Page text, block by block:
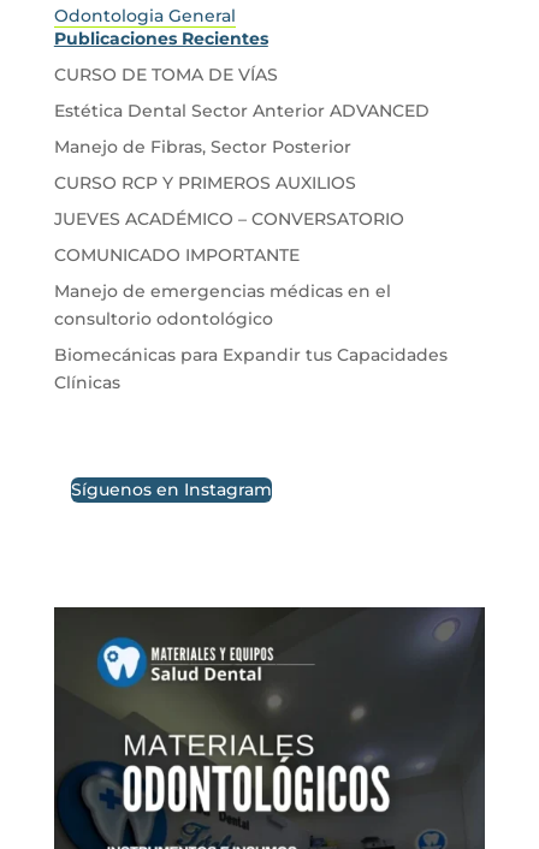
Odontologia General
Publicaciones Recientes
CURSO DE TOMA DE VÍAS
Estética Dental Sector Anterior ADVANCED
Manejo de Fibras, Sector Posterior
CURSO RCP Y PRIMEROS AUXILIOS
JUEVES ACADÉMICO – CONVERSATORIO
COMUNICADO IMPORTANTE
Manejo de emergencias médicas en el
consultorio odontológico
Biomecánicas para Expandir tus Capacidades
Clínicas
Síguenos en Instagram